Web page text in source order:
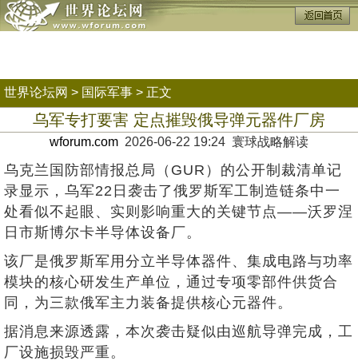
世界论坛网 > 国际军事 > 正文
乌军专打要害 定点摧毁俄导弹元器件厂房
wforum.com 2026-06-22 19:24 寰球战略解读
乌克兰国防部情报总局（GUR）的公开制裁清单记
录显示，乌军22日袭击了俄罗斯军工制造链条中一
处看似不起眼、实则影响重大的关键节点——沃罗涅
日市斯博尔卡半导体设备厂。
该厂是俄罗斯军用分立半导体器件、集成电路与功率
模块的核心研发生产单位，通过专项零部件供货合
同，为三款俄军主力装备提供核心元器件。
据消息来源透露，本次袭击疑似由巡航导弹完成，工
厂设施损毁严重。